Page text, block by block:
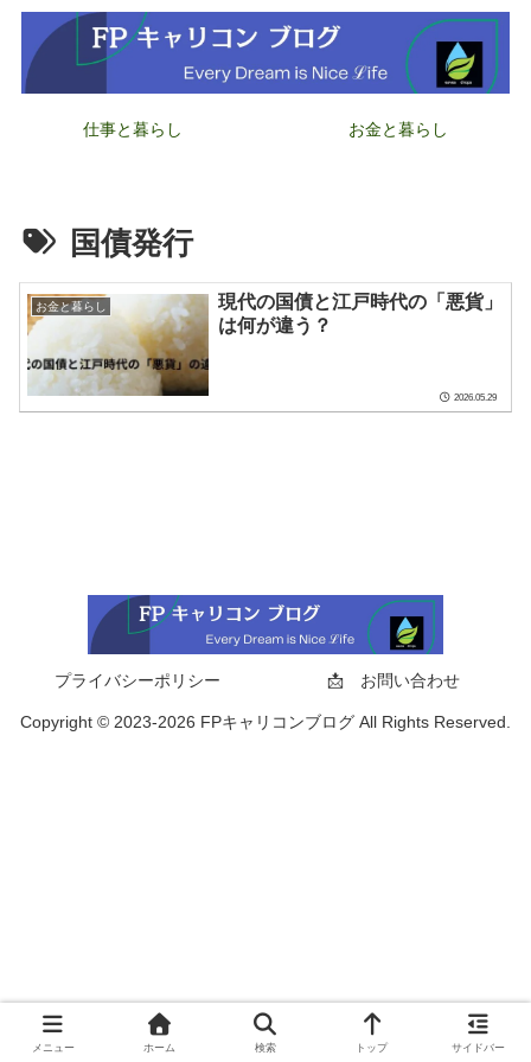
仕事と暮らし お金と暮らし
国債発行
お金と暮らし
現代の国債と江戸時代の「悪貨」
は何が違う？
2026.05.29
プライバシーポリシー 📩 お問い合わせ
Copyright © 2023-2026 FPキャリコンブログ All Rights Reserved.
メニュー ホーム 検索 トップ サイドバー